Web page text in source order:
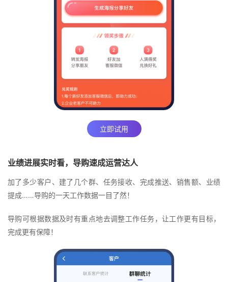
立即试用
业绩进展实时看，导购速成运营达人
加了多少客户、建了几个群、任务接收、完成推送、销售额、业绩
提成……导购的一天工作数据一目了然！
导购可根据数据及时有重点地去调整工作任务，让工作更有目标，
完成更有保障！